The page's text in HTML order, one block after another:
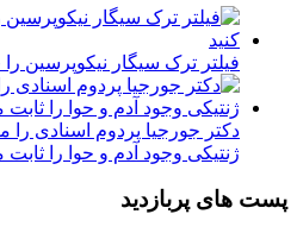
فیلتر ترک سیگار نیکوپرسین
دکتر جورجیا پردوم اسنادی را
ژنتیکی وجود آدم و حوا را ثابت
پست های پربازدید